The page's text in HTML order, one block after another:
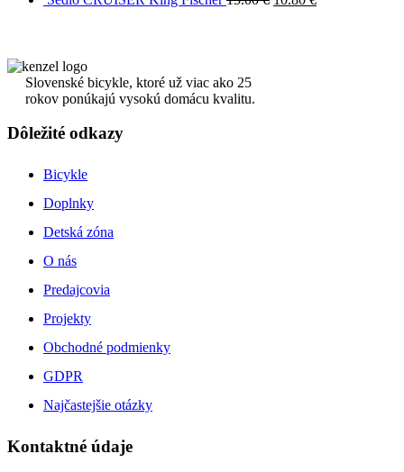
Slovenské bicykle, ktoré už viac ako 25
rokov ponúkajú vysokú domácu kvalitu.
Dôležité odkazy
Bicykle
Doplnky
Detská zóna
O nás
Predajcovia
Projekty
Obchodné podmienky
GDPR
Najčastejšie otázky
Kontaktné údaje